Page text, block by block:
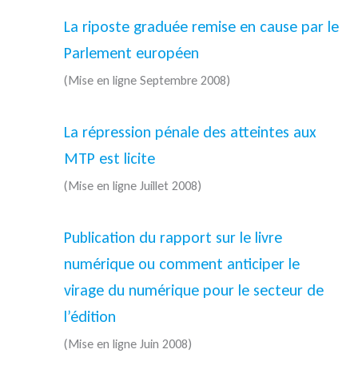
La riposte graduée remise en cause par le
Parlement européen
(Mise en ligne Septembre 2008)
La répression pénale des atteintes aux
MTP est licite
(Mise en ligne Juillet 2008)
Publication du rapport sur le livre
numérique ou comment anticiper le
virage du numérique pour le secteur de
l’édition
(Mise en ligne Juin 2008)